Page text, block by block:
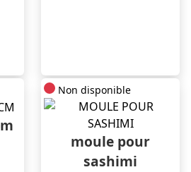
Non disponible
moule pour
sashimi